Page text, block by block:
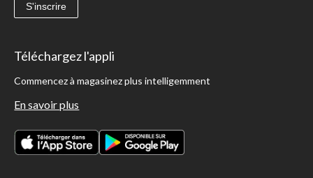
S'inscrire
Téléchargez l'appli
Commencez à magasinez plus intelligemment
En savoir plus